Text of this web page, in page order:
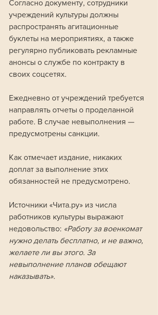
Согласно документу, сотрудники
учреждений культуры должны
распространять агитационные
буклеты на мероприятиях, а также
регулярно публиковать рекламные
анонсы о службе по контракту в
своих соцсетях.
Ежедневно от учреждений требуется
направлять отчеты о проделанной
работе. В случае невыполнения —
предусмотрены санкции.
Как отмечает издание, никаких
доплат за выполнение этих
обязанностей не предусмотрено.
Источники «Чита.ру» из числа
работников культуры выражают
недовольство: «Работу за военкомат
нужно делать бесплатно, и не важно,
желаете ли вы этого. За
невыполнение планов обещают
наказывать».